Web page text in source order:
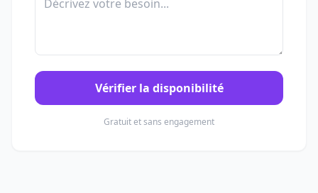
Vérifier la disponibilité
Gratuit et sans engagement